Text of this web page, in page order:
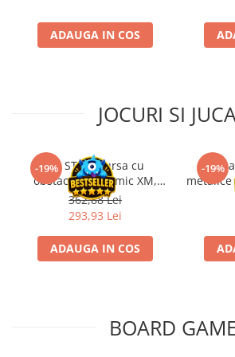
ADAUGA IN COS
JOCURI SI
-19%Kit STEM Cursa cu
obstacole Dynamic XM,
Fischertechnik
362,88 Lei
293,93 Lei
ADAUGA IN COS
-19%
metalice
BOARD